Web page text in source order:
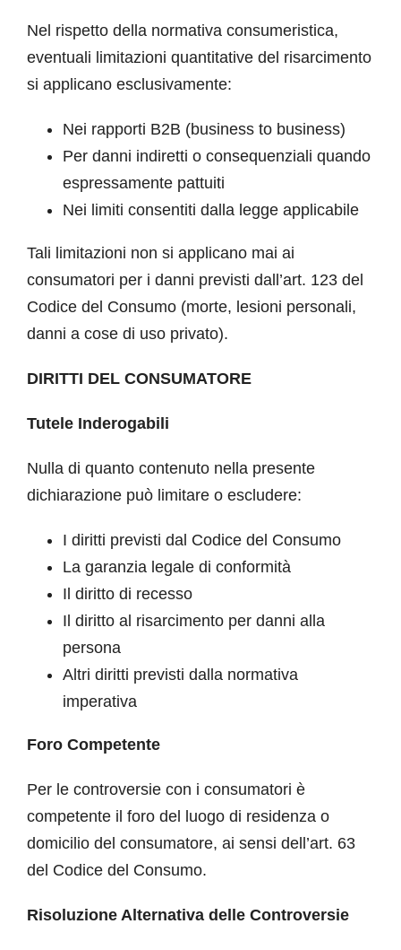
Nel rispetto della normativa consumeristica,
eventuali limitazioni quantitative del risarcimento
si applicano esclusivamente:
Nei rapporti B2B (business to business)
Per danni indiretti o consequenziali quando
espressamente pattuiti
Nei limiti consentiti dalla legge applicabile
Tali limitazioni non si applicano mai ai
consumatori per i danni previsti dall’art. 123 del
Codice del Consumo (morte, lesioni personali,
danni a cose di uso privato).
DIRITTI DEL CONSUMATORE
Tutele Inderogabili
Nulla di quanto contenuto nella presente
dichiarazione può limitare o escludere:
I diritti previsti dal Codice del Consumo
La garanzia legale di conformità
Il diritto di recesso
Il diritto al risarcimento per danni alla
persona
Altri diritti previsti dalla normativa
imperativa
Foro Competente
Per le controversie con i consumatori è
competente il foro del luogo di residenza o
domicilio del consumatore, ai sensi dell’art. 63
del Codice del Consumo.
Risoluzione Alternativa delle Controversie